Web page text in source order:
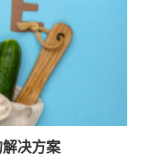
决方案